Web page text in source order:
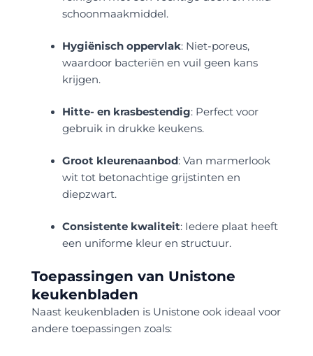
schoonmaakmiddel.
Hygiënisch oppervlak: Niet-poreus,
waardoor bacteriën en vuil geen kans
krijgen.
Hitte- en krasbestendig: Perfect voor
gebruik in drukke keukens.
Groot kleurenaanbod: Van marmerlook
wit tot betonachtige grijstinten en
diepzwart.
Consistente kwaliteit: Iedere plaat heeft
een uniforme kleur en structuur.
Toepassingen van Unistone
keukenbladen
Naast keukenbladen is Unistone ook ideaal voor
andere toepassingen zoals: